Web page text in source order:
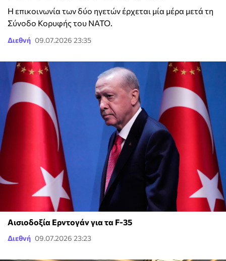
Η επικοινωνία των δύο ηγετών έρχεται μία μέρα μετά τη
Σύνοδο Κορυφής του ΝΑΤΟ.
Διεθνή 09.07.2026 23:35
Αισιοδοξία Ερντογάν για τα F-35
Διεθνή 09.07.2026 23:23